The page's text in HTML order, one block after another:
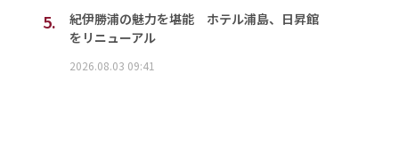
5.
紀伊勝浦の魅力を堪能 ホテル浦島、日昇館
をリニューアル
2026.08.03 09:41